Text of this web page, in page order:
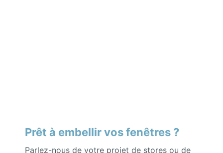
Prêt à embellir vos fenêtres ?
Parlez-nous de votre projet de stores ou de